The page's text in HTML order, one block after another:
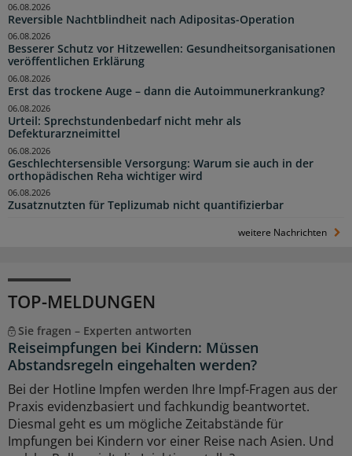
Reversible Nachtblindheit nach Adipositas-Operation
06.08.2026
Besserer Schutz vor Hitzewellen: Gesundheitsorganisationen
veröffentlichen Erklärung
06.08.2026
Erst das trockene Auge – dann die Autoimmunerkrankung?
06.08.2026
Urteil: Sprechstundenbedarf nicht mehr als
Defekturarzneimittel
06.08.2026
Geschlechtersensible Versorgung: Warum sie auch in der
orthopädischen Reha wichtiger wird
06.08.2026
Zusatznutzten für Teplizumab nicht quantifizierbar
06.08.2026
weitere Nachrichten
TOP-MELDUNGEN
Sie fragen – Experten antworten
Reiseimpfungen bei Kindern: Müssen
Abstandsregeln eingehalten werden?
Bei der Hotline Impfen werden Ihre Impf-Fragen aus der
Praxis evidenzbasiert und fachkundig beantwortet.
Diesmal geht es um mögliche Zeitabstände für
Impfungen bei Kindern vor einer Reise nach Asien. Und